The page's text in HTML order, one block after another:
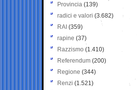
Provincia (139)
radici e valori (3.682)
RAI (359)
rapine (37)
Razzismo (1.410)
Referendum (200)
Regione (344)
Renzi (1.521)